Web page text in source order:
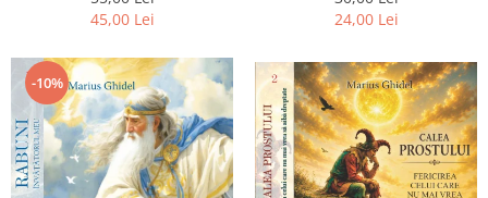
diabetul zaharat
45,00 Lei
dezvoltam intuitia si sa ne
alegem soarta
24,00 Lei
-10%